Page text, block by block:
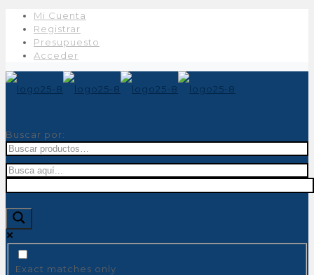
Mi Cuenta
Registrar
Presupuesto
Acceder
Buscar por:
Exact matches only